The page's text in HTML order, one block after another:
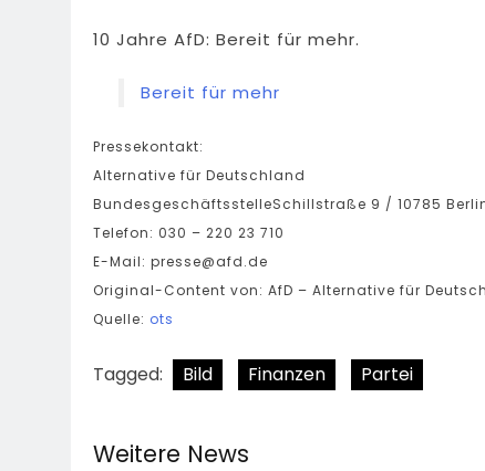
10 Jahre AfD: Bereit für mehr.
Bereit für mehr
Pressekontakt:
Alternative für Deutschland
BundesgeschäftsstelleSchillstraße 9 / 10785
Telefon: 030 – 220 23 710
E-Mail: presse@afd.de
Original-Content von: AfD – Alternative für
Quelle: ots
Tagged: Bild Finanzen Partei
Weitere News